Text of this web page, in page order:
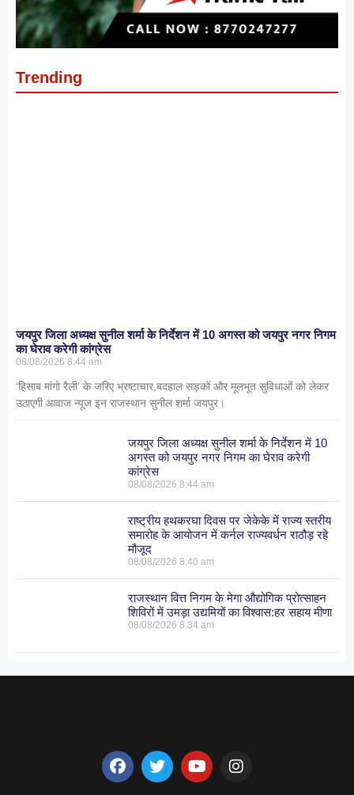
Trending
जयपुर जिला अध्यक्ष सुनील शर्मा के निर्देशन में 10 अगस्त को जयपुर नगर निगम
का घेराव करेगी कांग्रेस
08/08/2026 8:44 am
‘हिसाब मांगो रैली’ के जरिए भ्रष्टाचार,बदहाल सड़कों और मूलभूत सुविधाओं को लेकर
उठाएगी आवाज न्यूज इन राजस्थान सुनील शर्मा जयपुर।
जयपुर जिला अध्यक्ष सुनील शर्मा के निर्देशन में 10
अगस्त को जयपुर नगर निगम का घेराव करेगी
कांग्रेस
08/08/20268:44 am
राष्ट्रीय हथकरघा दिवस पर जेकेके में राज्य स्तरीय
समारोह के आयोजन में कर्नल राज्यवर्धन राठौड़ रहे
मौजूद
08/08/20268:40 am
राजस्थान वित्त निगम के मेगा औद्योगिक प्रोत्साहन
शिविरों में उमड़ा उद्यमियों का विश्वास:हर सहाय मीणा
08/08/20268:34 am